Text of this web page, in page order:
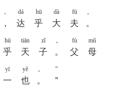
，
，
dá
达
hū
乎
dà
大
fū
夫
。
。
hū
乎
tiān
天
zǐ
子
。
。
fù
父
mǔ
母
yī
一
yě
也
。
。
”
”